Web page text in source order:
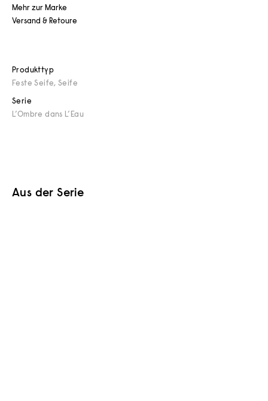
Produkttyp
Feste Seife,Seife
Serie
L’Ombre dans L’Eau
Mehr zur Marke
Versand & Retoure
Aus der Serie